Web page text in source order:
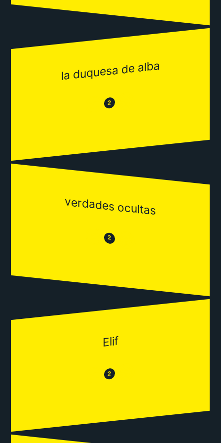
la duquesa de alba
😒 2 😂
verdades ocultas
😒 2 😂
Elif
😒 2 😂